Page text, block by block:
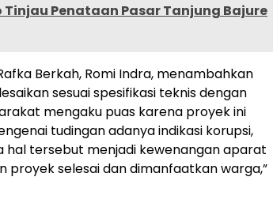
Tinjau Penataan Pasar Tanjung Bajure
Berkah, Romi Indra, menambahkan
sesuai spesifikasi teknis dengan
mengaku puas karena proyek ini
tudingan adanya indikasi korupsi,
hal tersebut menjadi kewenangan aparat
proyek selesai dan dimanfaatkan warga,”